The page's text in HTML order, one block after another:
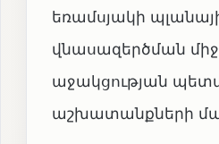
եռամսյակի
վնասազերծման
աջակցության
աշխատանքների